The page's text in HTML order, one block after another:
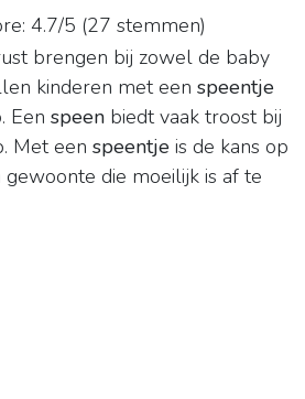
4.7/5 (27 stemmen)
brengen bij zowel de baby
kinderen met een speentje
Een speen biedt vaak troost bij
Met een speentje is de kans op
die moeilijk is af te